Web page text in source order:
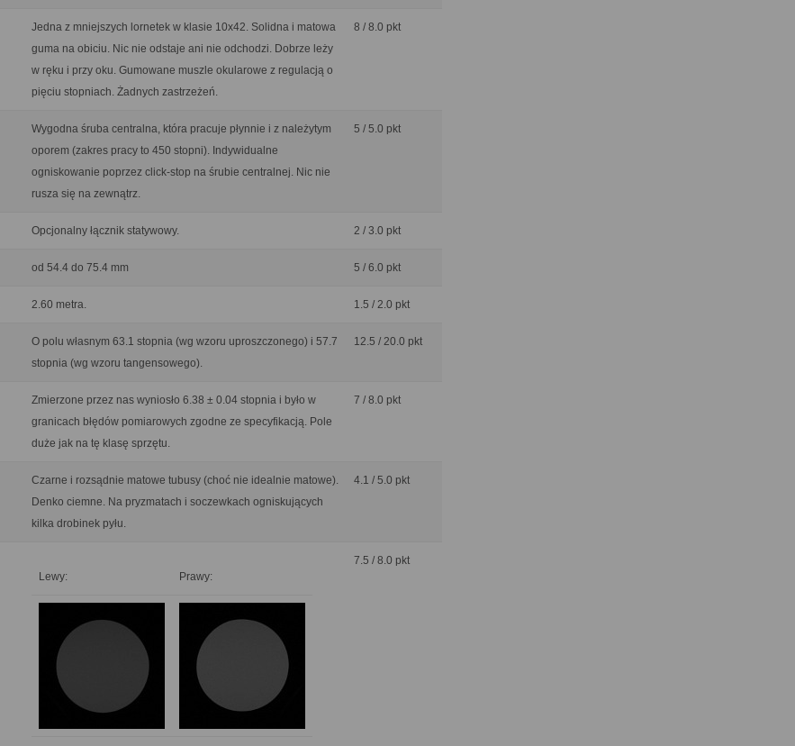
Jedna z mniejszych lornetek w klasie 10x42. Solidna i matowa
guma na obiciu. Nic nie odstaje ani nie odchodzi. Dobrze leży
w ręku i przy oku. Gumowane muszle okularowe z regulacją o
pięciu stopniach. Żadnych zastrzeżeń.
8 / 8.0 pkt
Wygodna śruba centralna, która pracuje płynnie i z należytym
oporem (zakres pracy to 450 stopni). Indywidualne
ogniskowanie poprzez click-stop na śrubie centralnej. Nic nie
rusza się na zewnątrz.
5 / 5.0 pkt
Opcjonalny łącznik statywowy. 2 / 3.0 pkt
od 54.4 do 75.4 mm 5 / 6.0 pkt
2.60 metra. 1.5 / 2.0 pkt
O polu własnym 63.1 stopnia (wg wzoru uproszczonego) i 57.7
stopnia (wg wzoru tangensowego).
12.5 / 20.0 pkt
Zmierzone przez nas wyniosło 6.38 ± 0.04 stopnia i było w
granicach błędów pomiarowych zgodne ze specyfikacją. Pole
duże jak na tę klasę sprzętu.
7 / 8.0 pkt
Czarne i rozsądnie matowe tubusy (choć nie idealnie matowe).
Denko ciemne. Na pryzmatach i soczewkach ogniskujących
kilka drobinek pyłu.
4.1 / 5.0 pkt
Lewy:
Prawy:
7.5 / 8.0 pkt